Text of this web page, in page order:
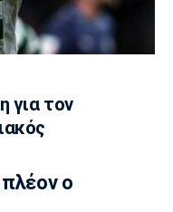
για εμάς
ΜακΡέι
φιλανθρωπικού
για τον
ο